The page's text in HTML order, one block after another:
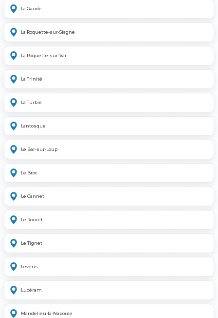
La Gaude
La Roquette-sur-Siagne
La Roquette-sur-Var
La Trinité
La Turbie
Lantosque
Le Bar-sur-Loup
Le Broc
Le Cannet
Le Rouret
Le Tignet
Levens
Lucéram
Mandelieu-la-Napoule